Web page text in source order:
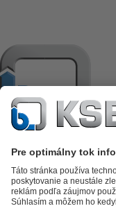
Katalóg produktovKSB